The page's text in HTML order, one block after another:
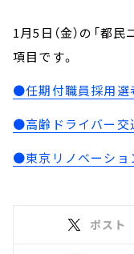
1月5日（金）の「都
項目です。
●任期付職員採用選
●高齢ドライバー交
●東京リノベーショ
ポスト